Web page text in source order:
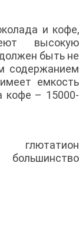
и кофе,
высокую
быть не
содержанием
емкость
кофе – 15000-
глютатион